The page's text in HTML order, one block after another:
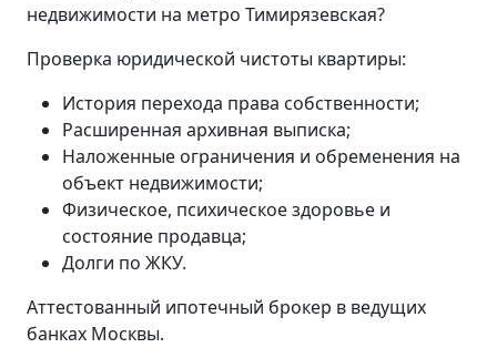
недвижимости на метро Тимирязевская?
Проверка юридической чистоты квартиры:
История перехода права собственности;
Расширенная архивная выписка;
Наложенные ограничения и обременения на
объект недвижимости;
Физическое, психическое здоровье и
состояние продавца;
Долги по ЖКУ.
Аттестованный ипотечный брокер в ведущих
банках Москвы.